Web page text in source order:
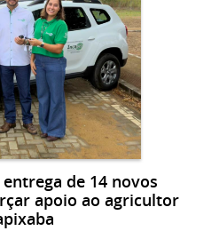
de 14 novos
apoio ao agricultor